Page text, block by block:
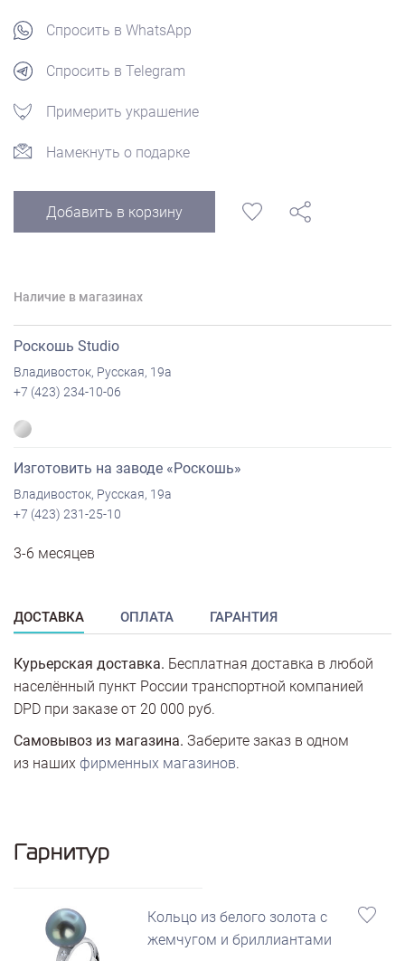
Спросить в WhatsApp
Спросить в Telegram
Примерить украшение
Намекнуть о подарке
Добавить в корзину
Наличие в магазинах
Роскошь Studio
Владивосток, Русская, 19а
+7 (423) 234-10-06
Изготовить на заводе «Роскошь»
Владивосток, Русская, 19а
+7 (423) 231-25-10
3-6 месяцев
ДОСТАВКА ОПЛАТА ГАРАНТИЯ
Курьерская доставка. Бесплатная доставка в любой
населённый пункт России транспортной компанией
DPD при заказе от 20 000 руб.
Самовывоз из магазина. Заберите заказ в одном
из наших фирменных магазинов.
Гарнитур
Кольцо из белого золота с
жемчугом и бриллиантами